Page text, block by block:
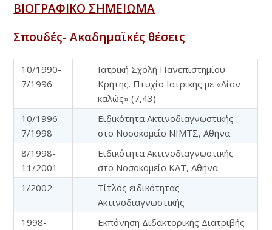
ΒΙΟΓΡΑΦΙΚΟ ΣΗΜΕΙΩΜΑ
Σπουδές- Ακαδημαϊκές θέσεις
10/1990-
7/1996
Ιατρική Σχολή Πανεπιστημίου
Κρήτης. Πτυχίο Ιατρικής με «Λίαν
καλώς» (7,43)
10/1996-
7/1998
Ειδικότητα Ακτινοδιαγνωστικής
στο Νοσοκομείο ΝΙΜΤΣ, Αθήνα
8/1998-
11/2001
Ειδικότητα Ακτινοδιαγνωστικής
στο Νοσοκομείο ΚΑΤ, Αθήνα
1/2002
Τίτλος ειδικότητας
Ακτινοδιαγνωστικής
1998-
Εκπόνηση Διδακτορικής Διατριβής